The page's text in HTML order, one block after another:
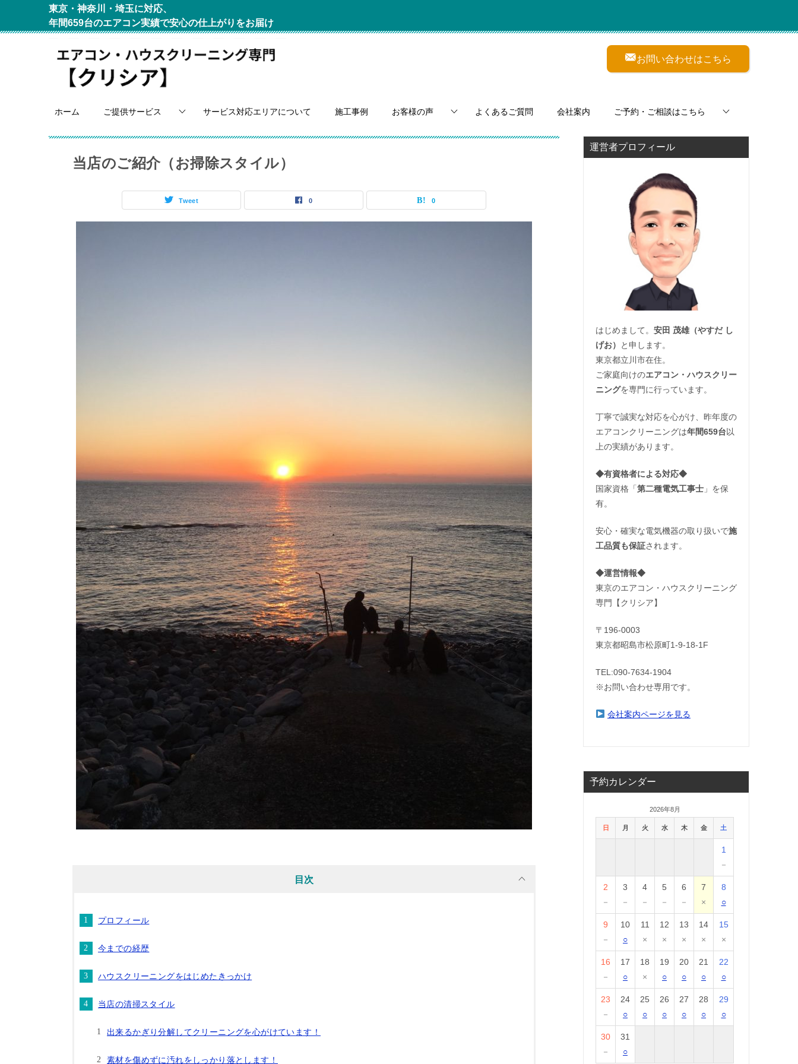
東京・神奈川・埼玉に対応、
年間659台のエアコン実績で安心の仕上がりをお届け
お問い合わせはこちら
ホーム ご提供サービス サービス対応エリアについて 施工事例 お客様の声 よくあるご質問 会社案内 ご予約・ご相談はこちら
当店のご紹介（お掃除スタイル）
Tweet 0 0
目次
プロフィール
今までの経歴
ハウスクリーニングをはじめたきっかけ
当店の清掃スタイル
出来るかぎり分解してクリーニングを心がけています！
素材を傷めずに汚れをしっかり落とします！
運営者プロフィール
はじめまして。 安田 茂雄（やすだ し
げお）
と申します。
東京都立川市在住。
ご家庭向けのエアコン・ハウスクリー
ニングを専門に行っています。
丁寧で誠実な対応を心がけ、昨年度の
エアコンクリーニングは年間659台以
上の実績があります。
◆有資格者による対応◆
国家資格「第二種電気工事士 」を保
有。
安心・確実な電気機器の取り扱いで施
工品質も保証されます。
◆運営情報◆
東京のエアコン・ハウスクリーニング
専門【クリシア】
〒196-0003
東京都昭島市松原町1-9‐18‐1F
TEL:090-7634-1904
※お問い合わせ専用です。
会社案内ページを見る
予約カレンダー
2026年8月
日 月 火 水 木 金 土
1
－
2
－
3
－
4
－
5
－
6
－
7
×
8
○
9
－
10
○
11
×
12
×
13
×
14
×
15
×
16
－
17
○
18
×
19
○
20
○
21
○
22
○
23
－
24
○
25
○
26
○
27
○
28
○
29
○
30
－
31
○